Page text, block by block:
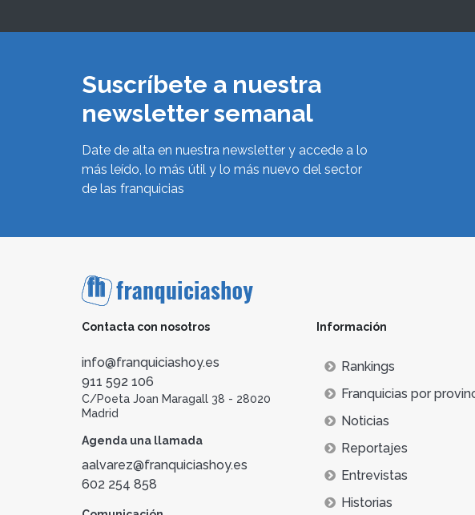
Suscríbete a nuestra
newsletter semanal
Date de alta en nuestra newsletter y accede a lo
más leído, lo más útil y lo más nuevo del sector
de las franquicias
Contacta con nosotros
info@franquiciashoy.es
911 592 106
C/Poeta Joan Maragall 38 - 28020
Madrid
Agenda una llamada
aalvarez@franquiciashoy.es
602 254 858
Información
Rankings
Franquicias por
Noticias
Reportajes
Entrevistas
Historias